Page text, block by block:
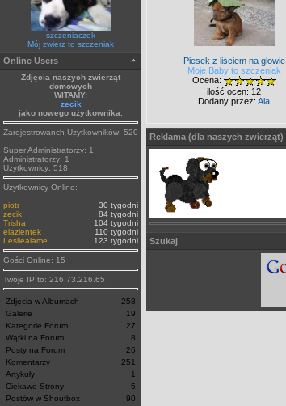
szczeniaczek
Mój zwierz to szczeniak
Online Users
Zdjęcia naszych zwierząt
domowych
WITAMY:
zecik
jako nowego użytkownika.
Zarejestrowanch Uzytkowników: 520
Super Administratorzy: 1
Administratorzy: 1
Użytkownicy: 518
Użytkownicy Online:
piotr
30 tygodni
zecik
84 tygodni
Trisha
104 tygodni
elazientek
110 tygodni
Lesliealame
123 tygodni
Gości Online: 15
Twoje IP to: 216.73.216.65
Zdjęcia w Albumach
258
Galerie
19
Kategorie Forum
27
Wątki na Forum
8
Posty na Forum
26
Komentarzy
251
Artykuły
1
Ciekawe Strony
5
Postów w Shoutbox
90
Piesek z liściem na głowie
Moje Baby to szczeniak
Ocena:
ilość ocen: 12
Dodany przez: Ala
Reklama (dla naszych zwierząt)
Szukaj